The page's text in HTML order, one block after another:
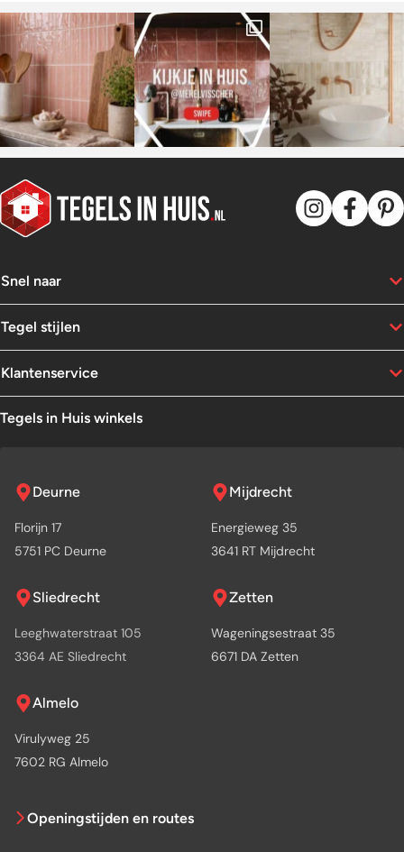
oudsher wordt gebruikt in
huizen in landen als Italië en
Spanje. Tegenwoordig ook
razend populair als accent in
onze badkamer, woonkamer en
keuken. Terracotta is helemaal
in en kun je op verschillende
manieren verwerken. Lees hier
hoe terracotta tegels jouw
interieur kunnen verrijken.
Snel naar
Tegel stijlen
Klantenservice
Tegels in Huis winkels
Deurne
Florijn 17
5751 PC Deurne
Mijdrecht
Energieweg 35
3641 RT Mijdrecht
Sliedrecht
Leeghwaterstraat 105
3364 AE Sliedrecht
Zetten
Wageningsestraat 35
6671 DA Zetten
Almelo
Virulyweg 25
7602 RG Almelo
Openingstijden en routes